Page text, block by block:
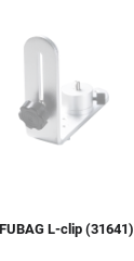
L-clip (31641)